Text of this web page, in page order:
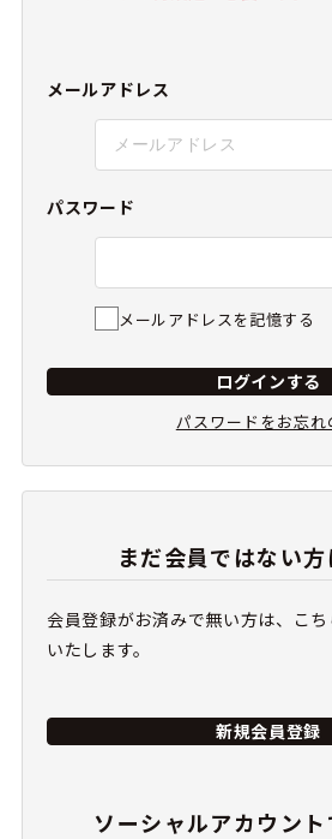
メールアドレス
パスワード
メールアドレスを記憶する
ログインする
パスワードをお忘れ
まだ会員ではない
会員登録がお済みで無い方は、こ
いたします。
新規会員登録
ソーシャルアカウン